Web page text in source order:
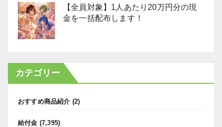
【全員対象】1人あたり20万円分の現
金を一括配布します！
カテゴリー
おすすめ商品紹介 (2)
給付金 (7,395)